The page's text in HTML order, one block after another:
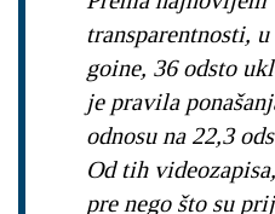
transparentnosti,
goine, 36 odsto
je pravila
odnosu na 22,3
Od tih
pre nego što su